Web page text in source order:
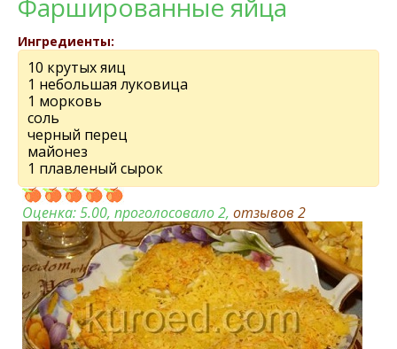
Фаршированные яйца
Ингредиенты:
10 крутых яиц
1 небольшая луковица
1 морковь
соль
черный перец
майонез
1 плавленый сырок
Оценка:5.00, проголосовало 2, отзывов 2